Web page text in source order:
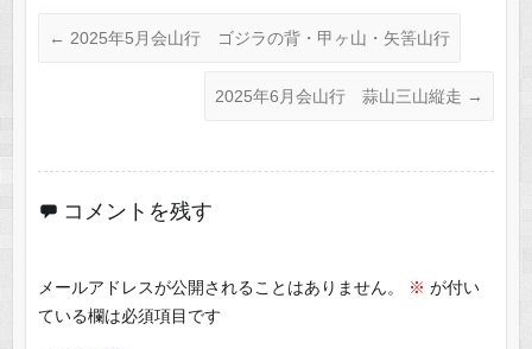
← 2025年5月会山行 ゴジラの背・甲ヶ山・矢筈山行
2025年6月会山行 蒜山三山縦走 →
コメントを残す
メールアドレスが公開されることはありません。 ※ が付い
ている欄は必須項目です